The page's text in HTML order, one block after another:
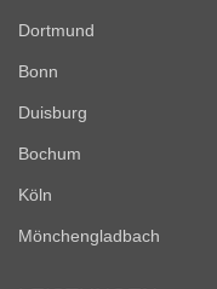
Dortmund
Bonn
Duisburg
Bochum
Köln
Mönchengladbach